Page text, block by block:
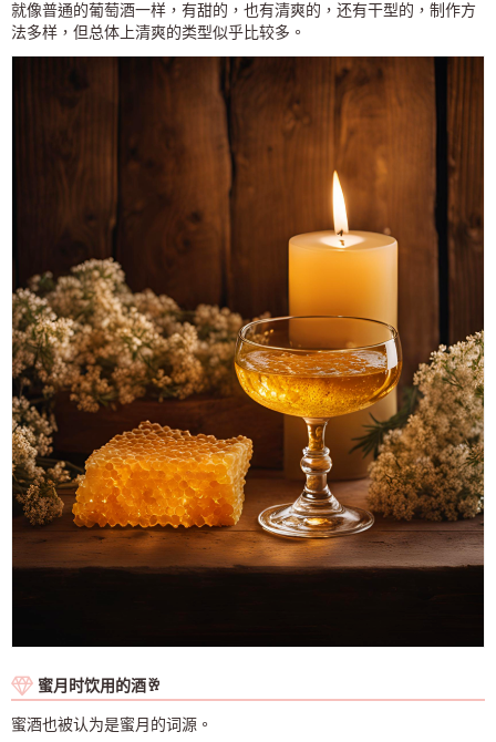
就像普通的葡萄酒一样，有甜的，也有清爽的，还有干型的，制作方
法多样，但总体上清爽的类型似乎比较多。
蜜月时饮用的酒🥂
蜜酒也被认为是蜜月的词源。